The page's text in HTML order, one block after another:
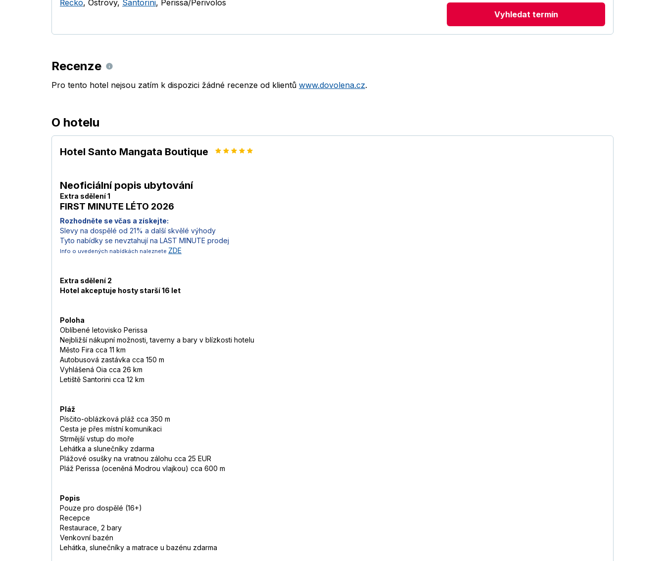
Řecko, Ostrovy, Santorini, Perissa/Perivolos
Vyhledat termín
Recenze
Pro tento hotel nejsou zatím k dispozici žádné recenze od klientů www.dovolena.cz.
O hotelu
Hotel Santo Mangata Boutique
Neoficiální popis ubytování
Extra sdělení 1
FIRST MINUTE LÉTO 2026
Rozhodněte se včas a získejte:
Slevy na dospělé od 21% a další skvělé výhody
Tyto nabídky se nevztahují na LAST MINUTE prodej
Info o uvedených nabídkách naleznete ZDE
Extra sdělení 2
Hotel akceptuje hosty starší 16 let
Poloha
Oblíbené letovisko Perissa
Nejbližší nákupní možnosti, taverny a bary v blízkosti hotelu
Město Fira cca 11 km
Autobusová zastávka cca 150 m
Vyhlášená Oia cca 26 km
Letiště Santorini cca 12 km
Pláž
Písčito-oblázková pláž cca 350 m
Cesta je přes místní komunikaci
Strmější vstup do moře
Lehátka a slunečníky zdarma
Plážové osušky na vratnou zálohu cca 25 EUR
Pláž Perissa (oceněná Modrou vlajkou) cca 600 m
Popis
Pouze pro dospělé (16+)
Recepce
Restaurace, 2 bary
Venkovní bazén
Lehátka, slunečníky a matrace u bazénu zdarma